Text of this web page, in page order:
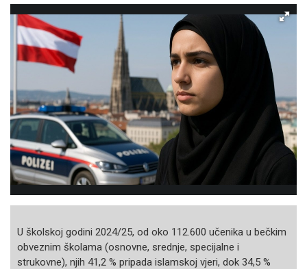
U školskoj godini 2024/25, od oko 112.600 učenika u bečkim
obveznim školama (osnovne, srednje, specijalne i
strukovne), njih 41,2 % pripada islamskoj vjeri, dok 34,5 %